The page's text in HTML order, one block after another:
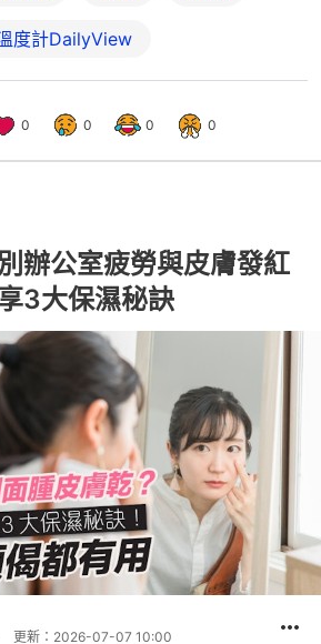
度計DailyView
0 0 0 0
辦公室疲勞與皮膚發紅
3大保濕秘訣
更新： 2026-07-07 10:00